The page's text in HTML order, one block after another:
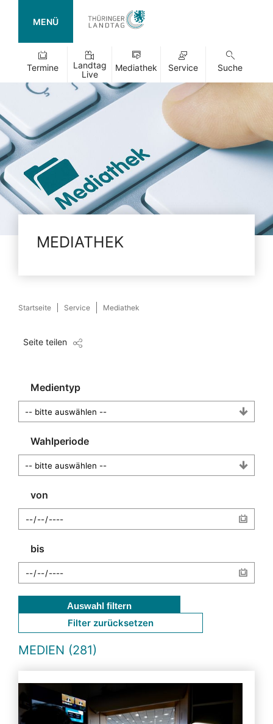
MENÜ
Termine
Landtag
Live
Mediathek Service Suche
MEDIATHEK
Startseite Service Mediathek
Seite teilen
Medientyp
Wahlperiode
von
bis
Auswahl filtern
Filter zurücksetzen
MEDIEN (281)